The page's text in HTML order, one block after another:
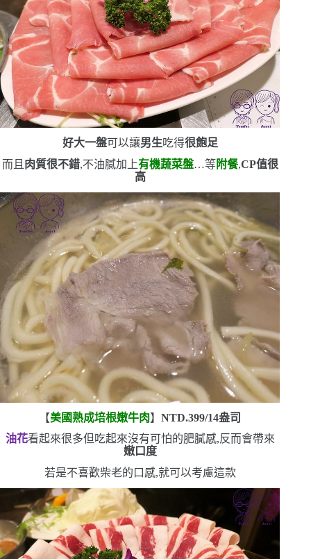
好大一盤可以讓男生吃得很飽足
而且 肉質很不錯,不油膩加上有機蔬菜盤…等 附餐,CP值很
高
【美國熟成培根嫩牛肉】NTD.399/14盎司
油花看起來很多但吃起來沒有可怕的肥膩感,反而會帶來
嫩口度
若是不喜歡柴老的口感,就可以考慮這款